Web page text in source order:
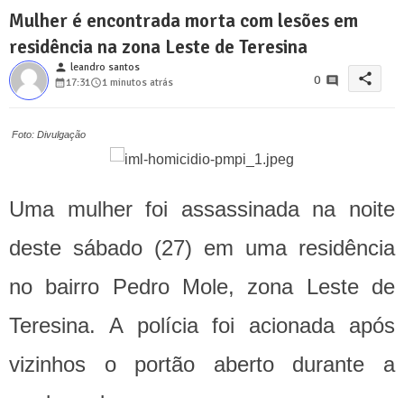
Mulher é encontrada morta com lesões em
residência na zona Leste de Teresina
person leandro santos
17:31
1 minutos atrás 0 share
Foto: Divulgação
Uma mulher foi assassinada na noite
deste sábado (27) em uma residência
no bairro Pedro Mole, zona Leste de
Teresina. A polícia foi acionada após
vizinhos o portão aberto durante a